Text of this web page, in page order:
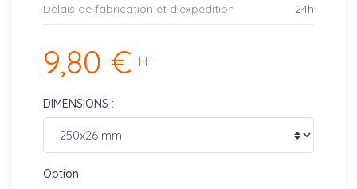
Délais de fabrication et d’expédition 24h
9,80 € HT
DIMENSIONS :
Option